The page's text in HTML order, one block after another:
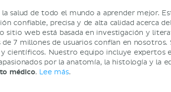
salud de todo el mundo a aprender mejor.
confiable, precisa y de alta calidad acerca
sitio web está basada en investigación y
7 millones de usuarios confían en nosotros.
científicos. Nuestro equipo incluye expertos
por la anatomía, la histología y la
médico. Lee más.